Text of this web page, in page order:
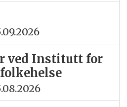
ved Institutt for